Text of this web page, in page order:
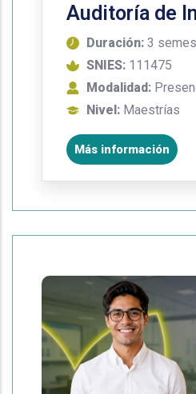
Auditoría de
Duración: 3
SNIES: 111475
Modalidad:
Nivel: Maestrías
Más información